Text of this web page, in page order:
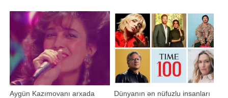
ərzaq mağazalarını gəzdiyi əks
olunub. Digər görüntülərdə
prokurorun tamamilə çılpaq bir
vəziyyətdə küçələr
üçün silikon yerləşdirmə kimi xam
üsullar istifadə olunurdu, ancaq bu
inkişafla beyinin xaric
Aygün Kazımovanı arxada
Dünyanın ən nüfuzlu insanları